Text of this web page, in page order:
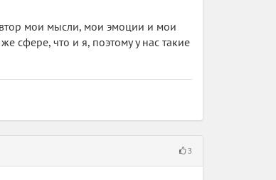
мои мысли, мои эмоции и мои
сфере, что и я, поэтому у нас такие
неужели люди настолько склонны
одна девушка, назвавшая вещи
и дауншифтинга.
рабам, эйч-арам и прочим идейным 3